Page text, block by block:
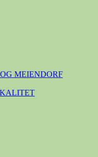
MEIENDORF